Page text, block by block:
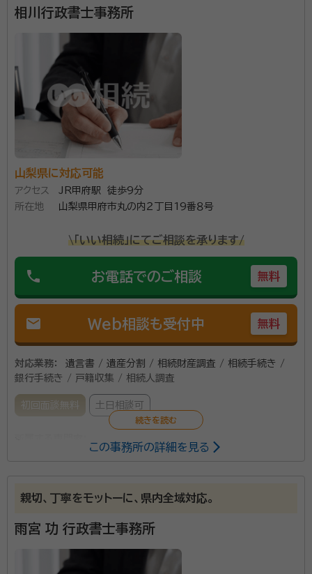
account_circle 満足度 5.0
ご利用時期：2025/5
面談をしていただいて、おおよそのどのくらいの金額になりそうかや、今
後の相続についての流れを詳しく説明していただいたので依頼すること
に決めました。
契約後の感想
まだ、契約後財産調査中の依頼中で大きなやり取りはまだ行なっていな
いので契約後の感想はまだ分かりません。
預貯金・車などの手続き・・・ 忙しい日々の中、考えただ
けで憂鬱になることさえあります。 そんな時は、住吉寿
機関へ対する手続きを相続人様に代わって、お手続きし
ます。 ご費用は、わかりやすく相続財産からの算出に
て、お見積りいたします。 概算の金額が知りたい方は、
お気軽にお問い合わせください。
所属団体： 山梨県司法書士会、行政書士会
相川行政書士事務所
山梨県に対応可能
アクセス
JR甲府駅 徒歩9分
所在地
山梨県甲府市丸の内２丁目19番８号
\「いい相続」にてご相談を承ります/
phone お電話でのご相談 無料
mail Web相談も受付中 無料
対応業務：
遺言書 / 遺産分割 / 相続財産調査 / 相続手続き /
銀行手続き / 戸籍収集 / 相続人調査
初回面談無料 土日相談可
当事務所は、主に遺産相続や遺言作成など相続遺言手
続きのサポートを行っております。 お忙しい社会人の方
て頂いております。また、当事務所では初回の相談料
この事務所の詳細を見る
親切、丁寧をモットーに、県内全域対応。
雨宮 功 行政書士事務所